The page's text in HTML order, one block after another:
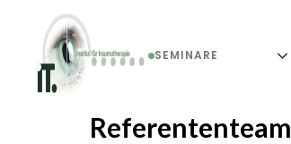
SEMINARE
Referententeam